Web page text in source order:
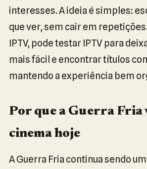
interesses. A ideia é simples:
que ver, sem cair em
IPTV, pode testar IPTV para
mais fácil e encontrar títulos
mantendo a experiência bem
Por que a Guerra Fria
cinema hoje
A Guerra Fria continua sendo